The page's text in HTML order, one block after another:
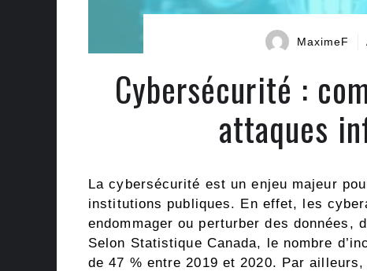
MaximeF
Cybersécurité :
attaques
La cybersécurité est un enjeu majeur
institutions publiques. En effet, les
endommager ou perturber des
Selon Statistique Canada, le nombre
de 47 % entre 2019 et 2020. Par